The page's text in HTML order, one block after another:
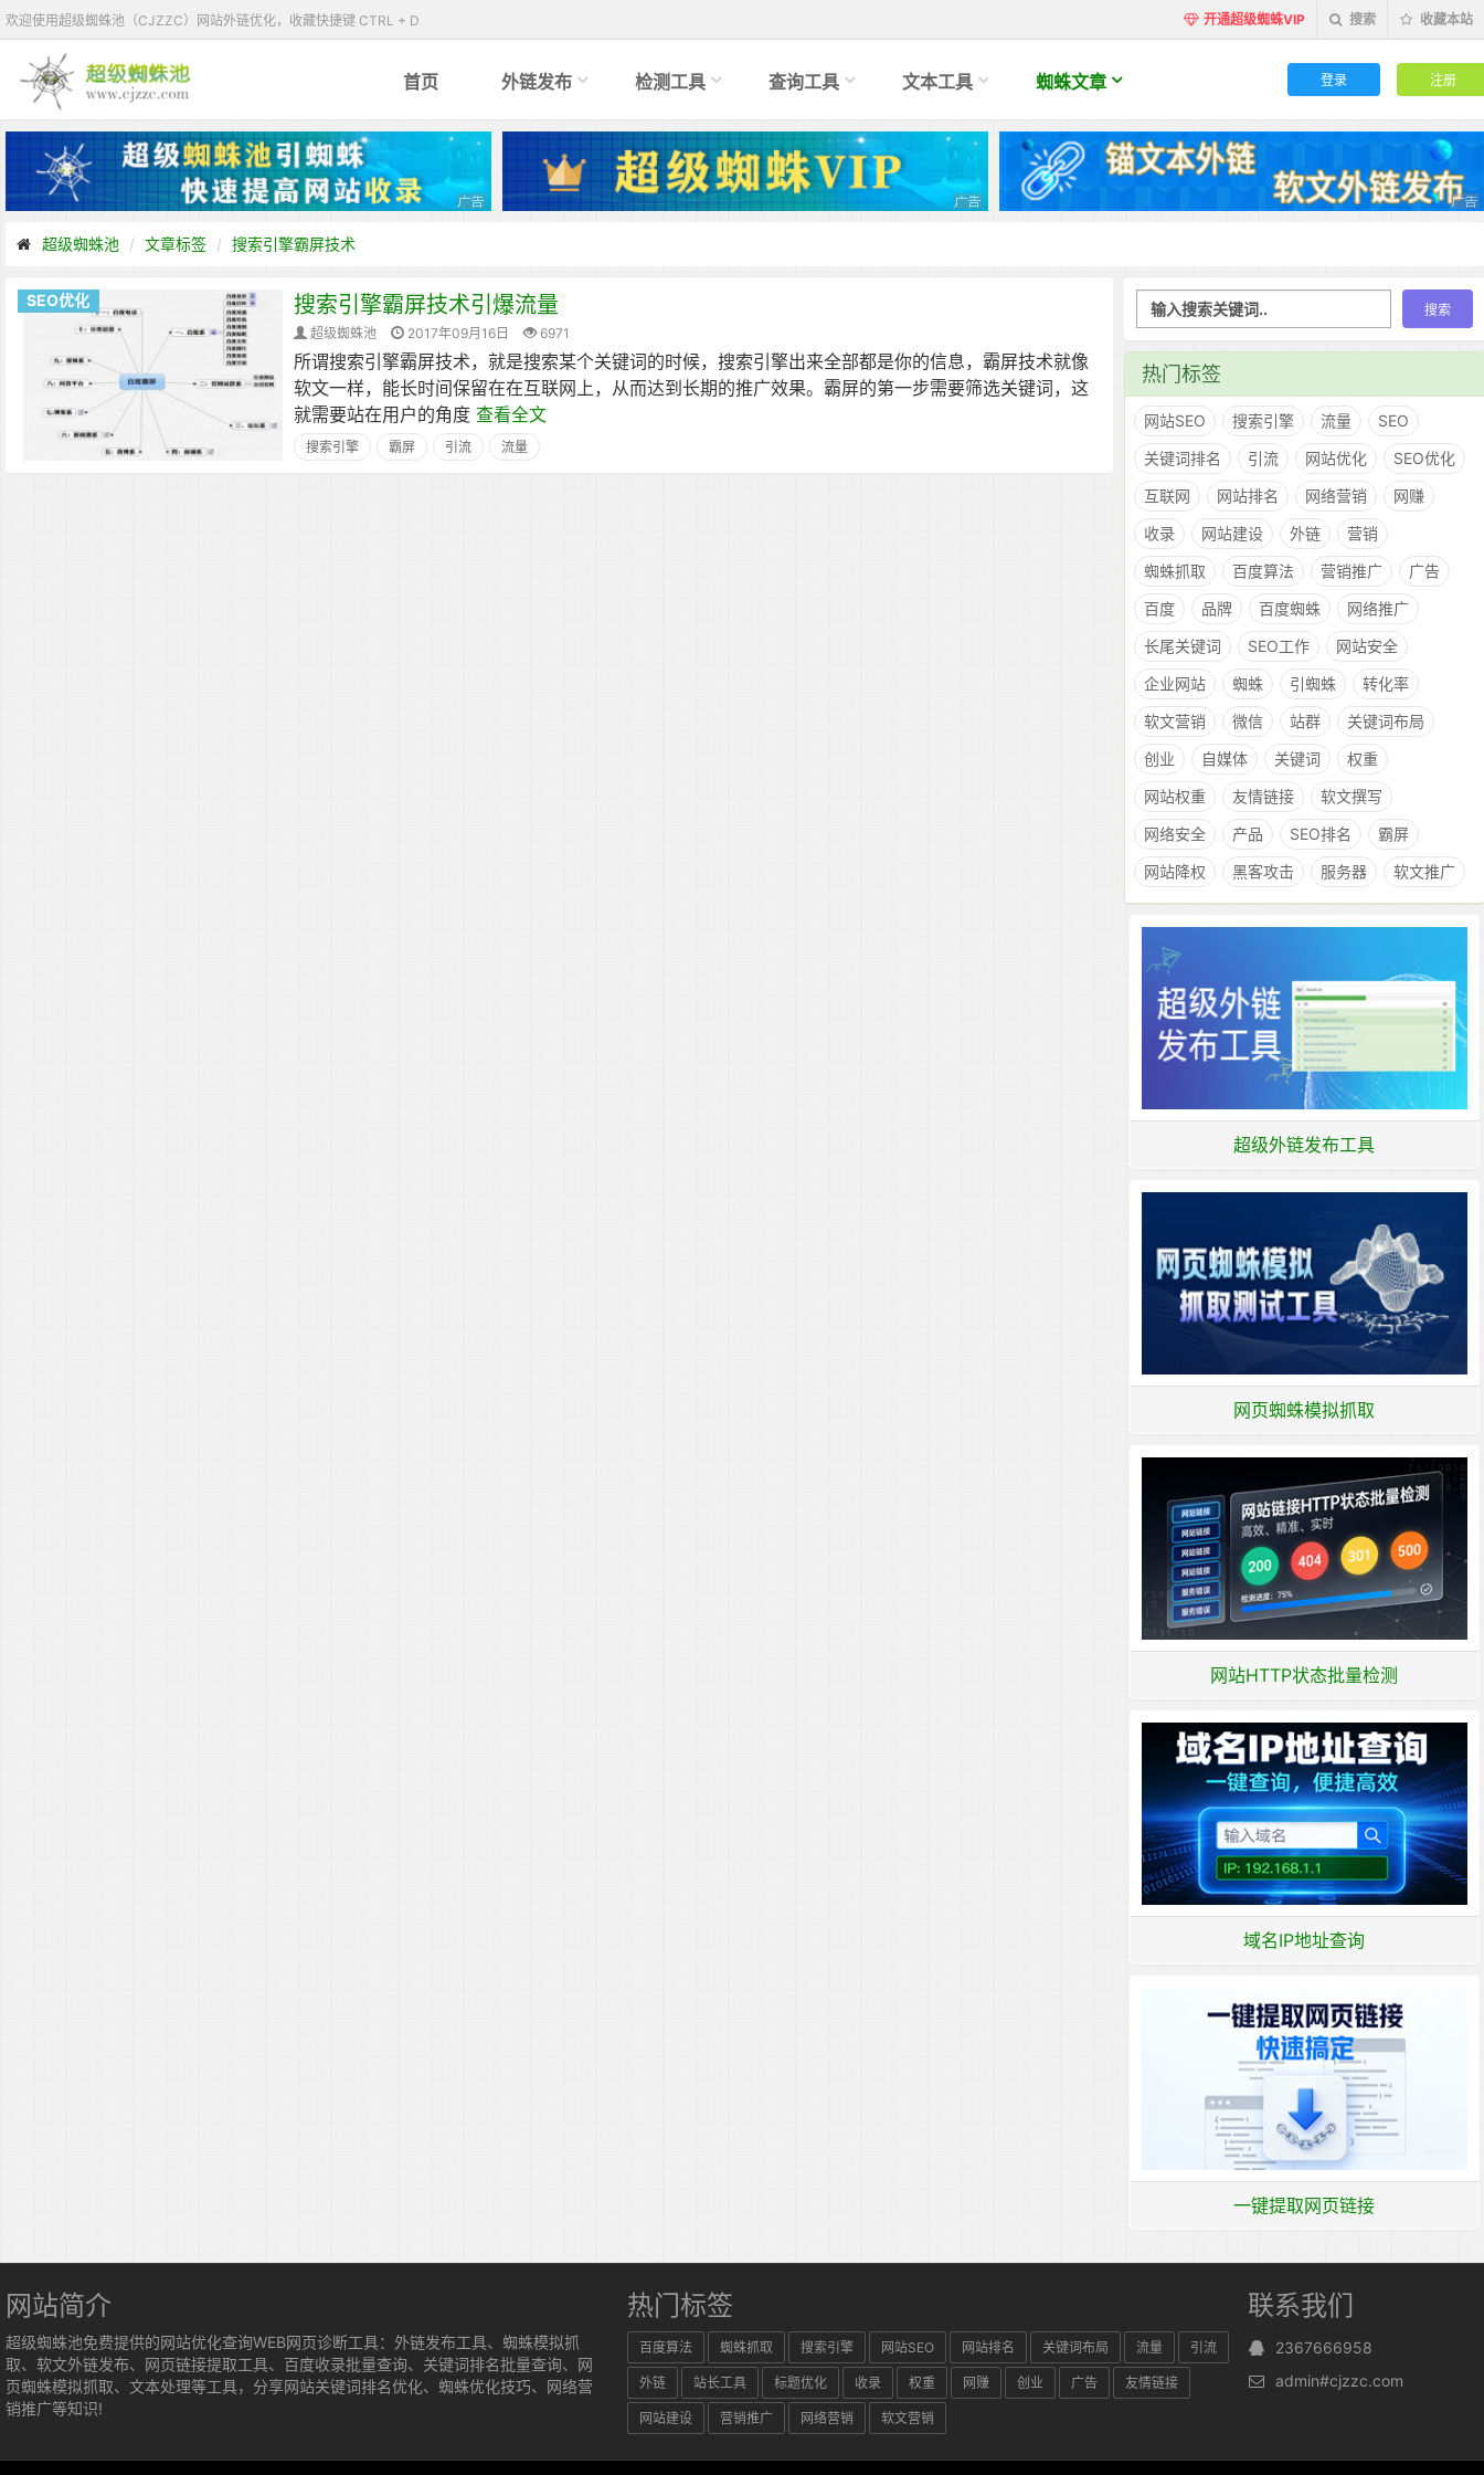
欢迎使用超级蜘蛛池（CJZZC）网站外链优化，收藏快捷键 CTRL + D 开通超级蜘蛛VIP 搜索 收藏本站
首页 外链发布 检测工具 查询工具 文本工具 蜘蛛文章 登录 注册
超级蜘蛛池 文章标签 搜索引擎霸屏技术
SEO优化 搜索引擎霸屏技术引爆流量
超级蜘蛛池 2017年09月16日 6971
所谓搜索引擎霸屏技术，就是搜索某个关键词的时候，搜索引擎出来全部都是你的信息，霸屏技术就像
软文一样，能长时间保留在在互联网上，从而达到长期的推广效果。霸屏的第一步需要筛选关键词，这
就需要站在用户的角度查看全文
搜索引擎 霸屏 引流 流量
热门标签
网站SEO 搜索引擎 流量
SEO
关键词排名
引流 网站优化
SEO优化
互联网
网站排名 网络营销
网赚
收录
网站建设 外链
营销
蜘蛛抓取
百度算法 营销推广
广告
百度
品牌 百度蜘蛛
网络推广
长尾关键词
SEO工作
网站安全
企业网站
蜘蛛 引蜘蛛
转化率
软文营销
微信 站群
关键词布局
创业
自媒体 关键词
权重
网站权重
友情链接
软文撰写
网络安全
产品 SEO排名
霸屏
网站降权
黑客攻击 服务器 软文推广
超级外链发布工具
网页蜘蛛模拟抓取
网站HTTP状态批量检测
域名IP地址查询
一键提取网页链接
网站简介
超级蜘蛛池免费提供的网站优化查询WEB网页诊断工具：外链发布工具、蜘蛛模拟抓
取、软文外链发布、网页链接提取工具、百度收录批量查询、关键词排名批量查询、网
页蜘蛛模拟抓取、文本处理等工具，分享网站关键词排名优化、蜘蛛优化技巧、网络营
销推广等知识!
热门标签
百度算法 蜘蛛抓取 搜索引擎 网站SEO 网站排名 关键词布局 流量 引流
外链 站长工具 标题优化 收录 权重 网赚 创业 广告 友情链接
网站建设 营销推广 网络营销 软文营销
联系我们
2367666958
admin#cjzzc.com